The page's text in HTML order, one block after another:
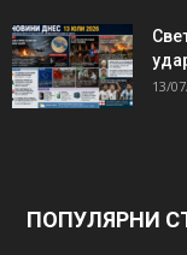
13/
ПОПУЛЯРНИ